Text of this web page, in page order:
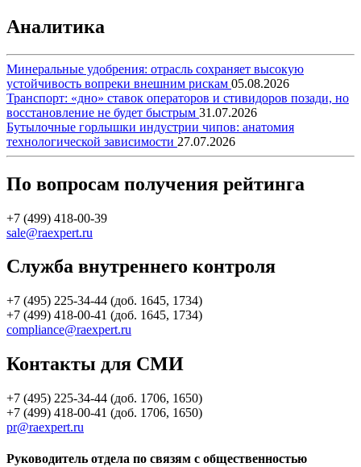
Аналитика
Минеральные удобрения: отрасль сохраняет высокую
устойчивость вопреки внешним рискам 05.08.2026
Транспорт: «дно» ставок операторов и стивидоров позади, но
восстановление не будет быстрым 31.07.2026
Бутылочные горлышки индустрии чипов: анатомия
технологической зависимости 27.07.2026
По вопросам получения рейтинга
+7 (499) 418-00-39
sale@raexpert.ru
Служба внутреннего контроля
+7 (495) 225-34-44 (доб. 1645, 1734)
+7 (499) 418-00-41 (доб. 1645, 1734)
compliance@raexpert.ru
Контакты для СМИ
+7 (495) 225-34-44 (доб. 1706, 1650)
+7 (499) 418-00-41 (доб. 1706, 1650)
pr@raexpert.ru
Руководитель отдела по связям с общественностью